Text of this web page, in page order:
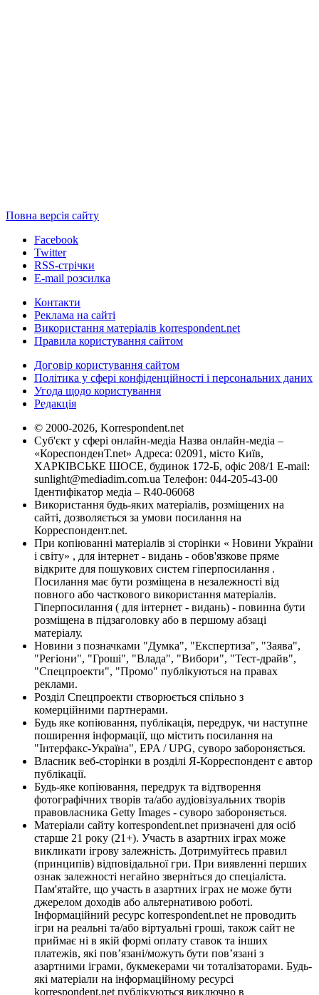
Повна версія сайту
Facebook
Twitter
RSS-стрічки
E-mail розсилка
Контакти
Реклама на сайті
Використання матеріалів korrespondent.net
Правила користування сайтом
Договір користування сайтом
Політика у сфері конфіденційності і персональних даних
Угода щодо користування
Редакція
© 2000-2026, Korrespondent.net
Суб'єкт у сфері онлайн-медіа Назва онлайн-медіа –
«КореспонденТ.net» Адреса: 02091, місто Київ,
ХАРКІВСЬКЕ ШОСЕ, будинок 172-Б, офіс 208/1 E-mail:
sunlight@mediadim.com.ua Телефон: 044-205-43-00
Ідентифікатор медіа – R40-06068
Використання будь-яких матеріалів, розміщених на
сайті, дозволяється за умови посилання на
Корреспондент.net.
При копіюванні матеріалів зі сторінки « Новини України
і світу» , для інтернет - видань - обов'язкове пряме
відкрите для пошукових систем гіперпосилання .
Посилання має бути розміщена в незалежності від
повного або часткового використання матеріалів.
Гіперпосилання ( для інтернет - видань) - повинна бути
розміщена в підзаголовку або в першому абзаці
матеріалу.
Новини з позначками "Думка", "Експертиза", "Заява",
"Регіони", "Гроші", "Влада", "Вибори", "Тест-драйв",
"Спецпроекти", "Промо" публікуються на правах
реклами.
Розділ Спецпроекти створюється спільно з
комерційними партнерами.
Будь яке копіювання, публікація, передрук, чи наступне
поширення інформації, що містить посилання на
"Інтерфакс-Україна", EPA / UPG, суворо забороняється.
Власник веб-сторінки в розділі Я-Корреспондент є автор
публікації.
Будь-яке копіювання, передрук та відтворення
фотографічних творів та/або аудіовізуальних творів
правовласника Getty Images - суворо забороняється.
Матеріали сайту korrespondent.net призначені для осіб
старше 21 року (21+). Участь в азартних іграх може
викликати ігрову залежність. Дотримуйтесь правил
(принципів) відповідальної гри. При виявленні перших
ознак залежності негайно зверніться до спеціаліста.
Пам'ятайте, що участь в азартних іграх не може бути
джерелом доходів або альтернативою роботі.
Інформаційний ресурс korrespondent.net не проводить
ігри на реальні та/або віртуальні гроші, також сайт не
приймає ні в якій формі оплату ставок та інших
платежів, які пов’язані/можуть бути пов’язані з
азартними іграми, букмекерами чи тоталізаторами. Будь-
які матеріали на інформаційному ресурсі
korrespondent.net публікуються виключно в